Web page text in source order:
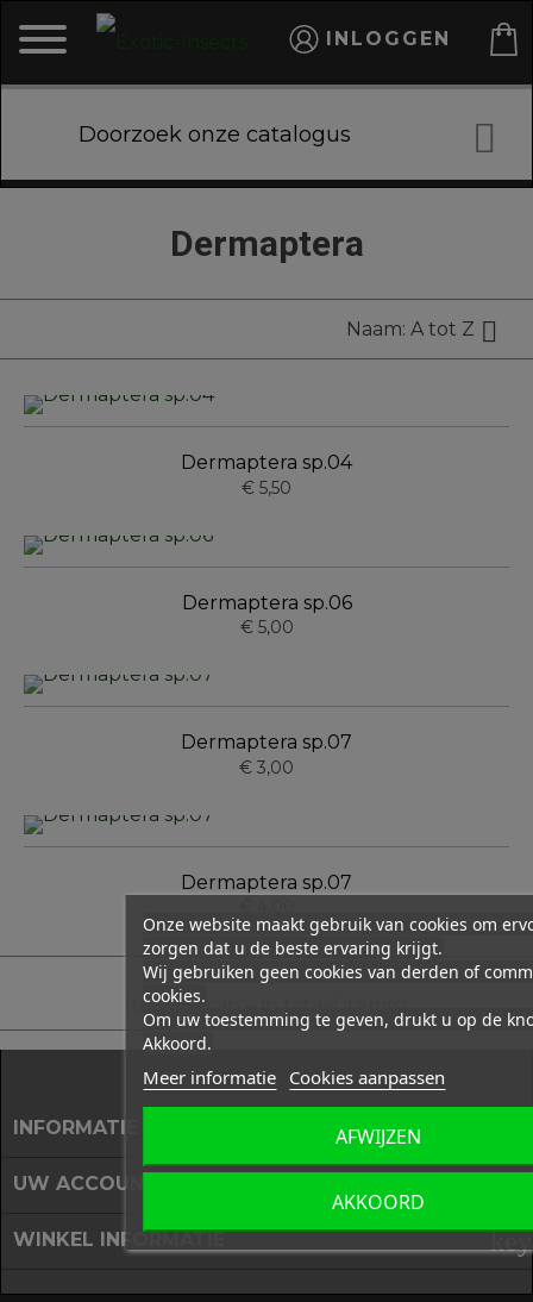
INLOGGEN

Dermaptera
Naam: A tot Z 
Dermaptera sp.04
€ 5,50
Dermaptera sp.06
€ 5,00
Dermaptera sp.07
€ 3,00
Dermaptera sp.07
Item 1-4 van 4 in totaal item(s)
INFORMATIE
UW ACCOUNT
WINKEL INFORMATIE
Onze website maakt gebruik van cookies om
zorgen dat u de beste ervaring krijgt.
Wij gebruiken geen cookies van derden of
cookies.
Om uw toestemming te geven, drukt u op de
Akkoord.
Meer informatie Cookies aanpassen
AFWIJZEN
AKKOORD